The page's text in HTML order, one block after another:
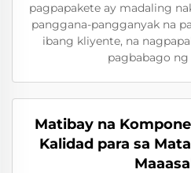
pagpapakete ay madaling
panggana-pangganyak na
ibang kliyente, na
pagbabago
Matibay na
Kalidad para sa